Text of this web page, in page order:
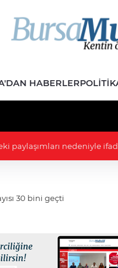
HABERLER
paylaşımları nedeniyle
30 bini geçti